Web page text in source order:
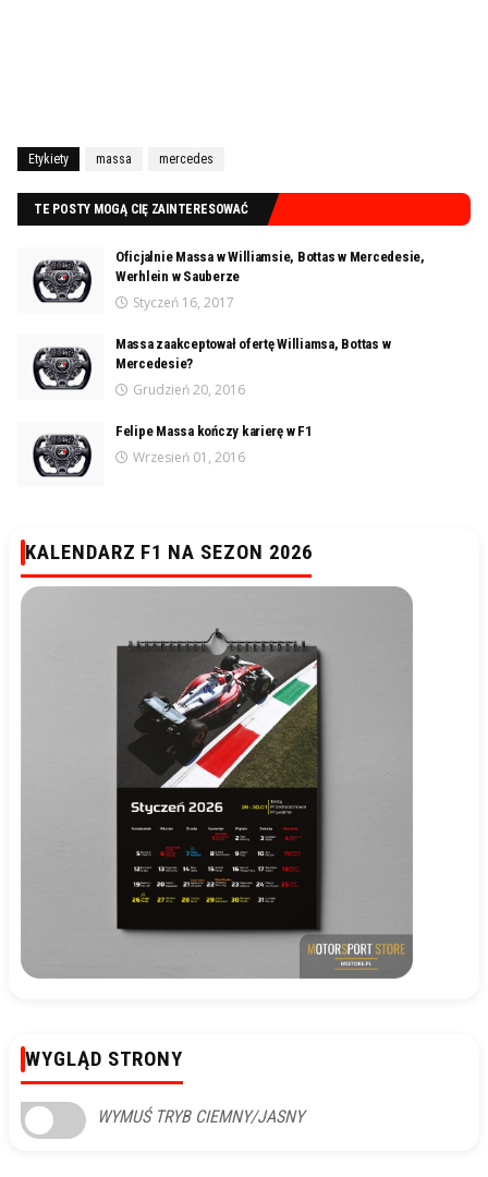
Etykiety massa mercedes
TE POSTY MOGĄ CIĘ ZAINTERESOWAĆ
Oficjalnie Massa w Williamsie, Bottas w Mercedesie,
Werhlein w Sauberze
Styczeń 16, 2017
Massa zaakceptował ofertę Williamsa, Bottas w
Mercedesie?
Grudzień 20, 2016
Felipe Massa kończy karierę w F1
Wrzesień 01, 2016
KALENDARZ F1 NA SEZON 2026
WYGLĄD STRONY
WYMUŚ TRYB CIEMNY/JASNY